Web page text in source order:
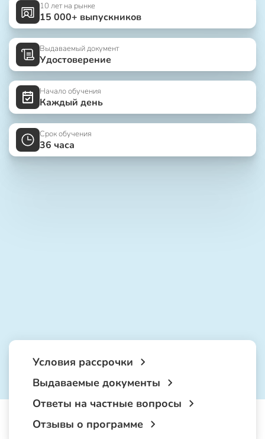
10 лет на рынке
15 000+ выпускников
Выдаваемый документ
Удостоверение
Начало обучения
Каждый день
Срок обучения
36 часа
Условия рассрочки
Выдаваемые документы
Ответы на частные вопросы
Отзывы о программе